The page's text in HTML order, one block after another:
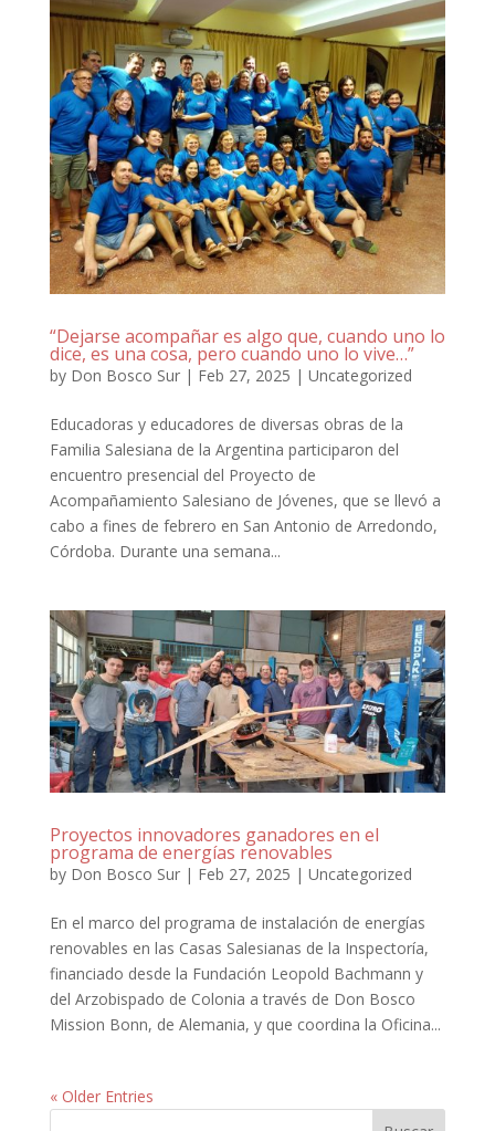
“Dejarse acompañar es algo que, cuando uno lo
dice, es una cosa, pero cuando uno lo vive…”
by Don Bosco Sur| Feb 27, 2025 | Uncategorized
Educadoras y educadores de diversas obras de la
Familia Salesiana de la Argentina participaron del
encuentro presencial del Proyecto de
Acompañamiento Salesiano de Jóvenes, que se llevó a
cabo a fines de febrero en San Antonio de Arredondo,
Córdoba. Durante una semana...
Proyectos innovadores ganadores en el
programa de energías renovables
by Don Bosco Sur| Feb 27, 2025 | Uncategorized
En el marco del programa de instalación de energías
renovables en las Casas Salesianas de la Inspectoría,
financiado desde la Fundación Leopold Bachmann y
del Arzobispado de Colonia a través de Don Bosco
Mission Bonn, de Alemania, y que coordina la Oficina...
« Older Entries